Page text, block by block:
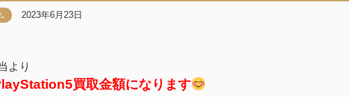
2023年6月23日
より
買取金額になります